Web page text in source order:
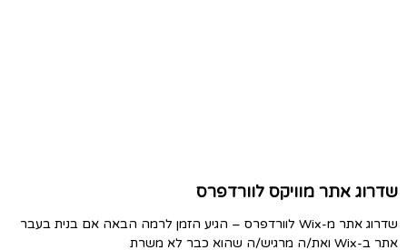
שדרוג אתר מוויקס לוורדפרס
שדרוג אתר מ-Wix לוורדפרס – הגיע הזמן לרמה הבאה אם בנית בעבר
אתר ב-Wix ואת/ה מרגיש/ה שהוא כבר לא משרת